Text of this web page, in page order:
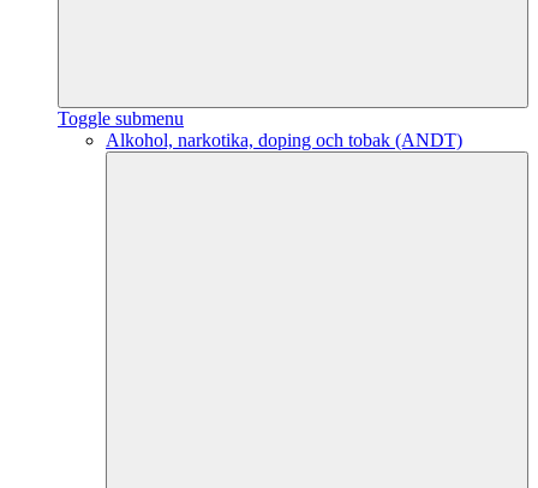
Toggle submenu
Alkohol, narkotika, doping och tobak (ANDT)